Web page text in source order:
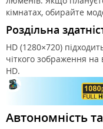
кімнатах, обирайте
Роздільна
HD (1280×720)
чіткого зображення
HD.
Автономність